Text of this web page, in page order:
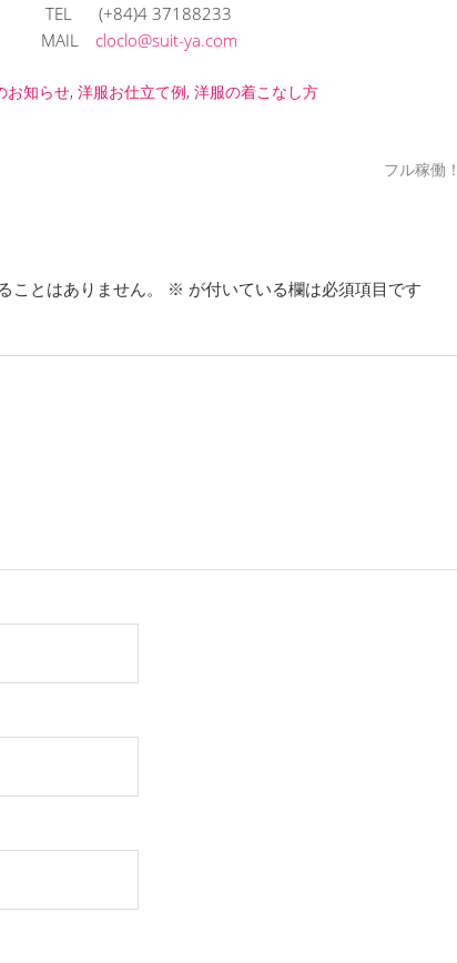
TEL (+84)4 37188233
MAIL cloclo@suit-ya.com
お知らせ, 洋服お仕立て例, 洋服の着こなし方
フル稼働！
ことはありません。 ※ が付いている欄は必須項目です